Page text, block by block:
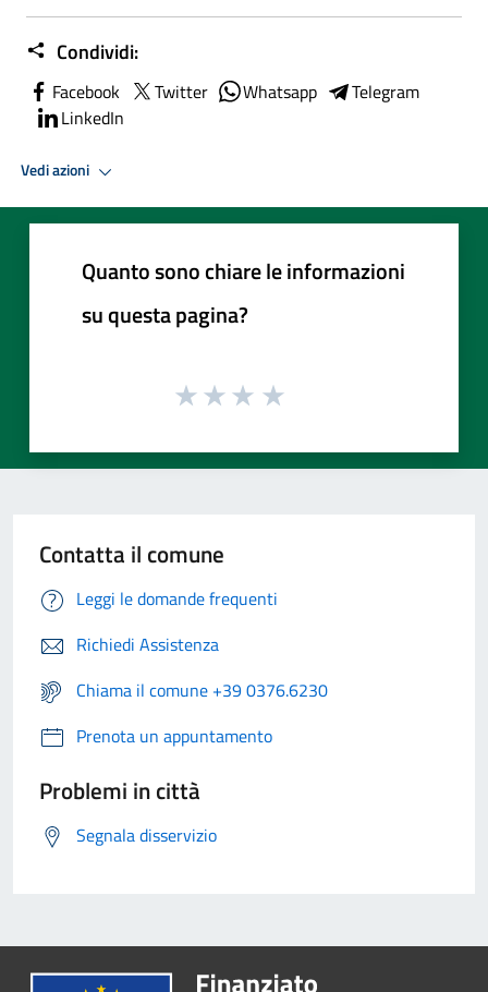
Condividi:
Facebook Twitter Whatsapp
Telegram
LinkedIn
Vedi azioni
Quanto sono chiare le informazioni
su questa pagina?
Contatta il comune
Leggi le domande frequenti
Richiedi Assistenza
Chiama il comune +39 0376.6230
Prenota un appuntamento
Problemi in città
Segnala disservizio